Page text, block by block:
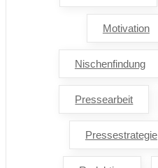
Motivation
Nischenfindung
Pressearbeit
Pressestrategie